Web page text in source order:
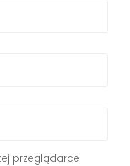
przeglądarce